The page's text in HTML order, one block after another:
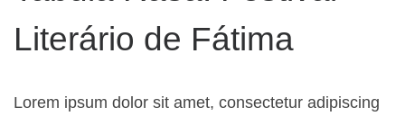
Literário de Fátima
Lorem ipsum dolor sit amet, consectetur adipiscing